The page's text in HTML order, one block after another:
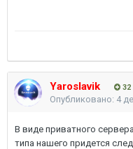
Yaroslavik 32
Опубликовано: 4
В виде приватного
типа нашего придется